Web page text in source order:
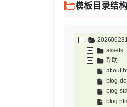
模板目录结构
assets
帮助
blog-
blog-